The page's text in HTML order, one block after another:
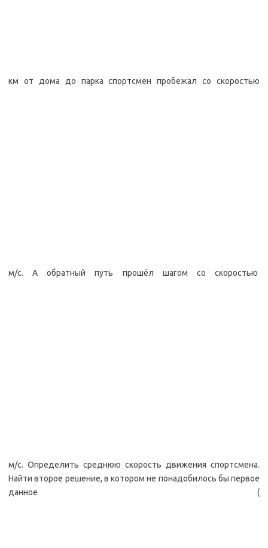
км от дома до парка спортсмен пробежал со скоростью
м/с. А обратный путь прошёл шагом со скоростью
м/с. Определить среднюю скорость движения спортсмена.
Найти второе решение, в котором не понадобилось бы первое
данное (